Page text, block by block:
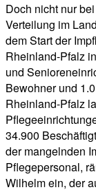
Doch nicht nur
Verteilung im
dem Start der
Rheinland-Pfalz
und
Bewohner und
Rheinland-Pfalz
34.900
der mangelnden
Pflegepersonal,
Wilhelm ein, der